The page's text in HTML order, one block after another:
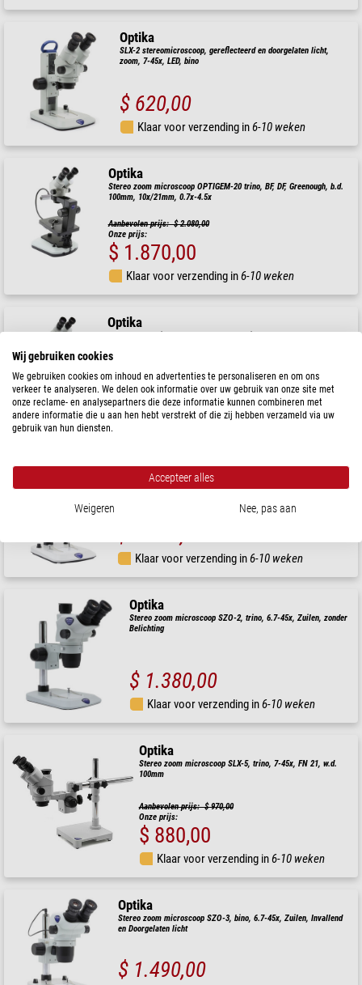
Optika
SLX-2 stereomicroscoop, gereflecteerd en doorgelaten licht,
zoom, 7-45x, LED, bino
$ 620,00
Klaar voor verzending in6-10 weken
Optika
Stereo zoom microscoop OPTIGEM-20 trino, BF, DF, Greenough, b.d.
100mm, 10x/21mm, 0.7x-4.5x
Aanbevolen prijs: $ 2.080,00
Onze prijs:
$ 1.870,00
Klaar voor verzending in6-10 weken
Optika
Stereo zoom microscoop OPTIGEM-10, bino, BF, DF, Greenough, b.d.
Aanbevolen prijs: $ 1.980,00
Onze prijs:
$ 1.780,00
Klaar voor verzending in
Optika
Stereo zoom microscoop SZO-4, trino, 6.7-45x, Zuilen, Invallend
Klaar voor verzending in6-10 weken
Optika
Stereo zoom microscoop SZO-2, trino, 6.7-45x, Zuilen, zonder
Belichting
$ 1.380,00
Klaar voor verzending in6-10 weken
Optika
Stereo zoom microscoop SLX-5, trino, 7-45x, FN 21, w.d.
100mm
Aanbevolen prijs: $ 970,00
Onze prijs:
$ 880,00
Klaar voor verzending in6-10 weken
Optika
Stereo zoom microscoop SZO-3, bino, 6.7-45x, Zuilen, Invallend
en Doorgelaten licht
$ 1.490,00
Wij gebruiken cookies
We gebruiken cookies om inhoud en advertenties te personaliseren en om ons
verkeer te analyseren. We delen ook informatie over uw gebruik van onze site met
onze reclame- en analysepartners die deze informatie kunnen combineren met
andere informatie die u aan hen hebt verstrekt of die zij hebben verzameld via uw
gebruik van hun diensten.
Accepteer alles
Weigeren Nee, pas aan